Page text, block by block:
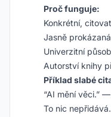
Proč funguje:
Konkrétní,
Jasně
Univerzitní
Autorství knihy
Příklad slabé
“AI mění věci.”
To nic